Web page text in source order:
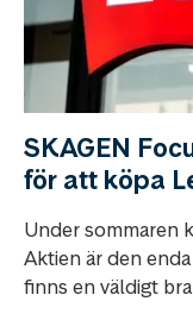
SKAGEN
för att köpa
Under sommaren
Aktien är den
finns en väldigt